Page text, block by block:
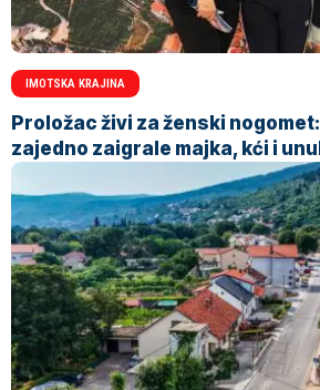
IMOTSKA KRAJINA
Proložac živi za ženski
zajedno zaigrale majka, kći i